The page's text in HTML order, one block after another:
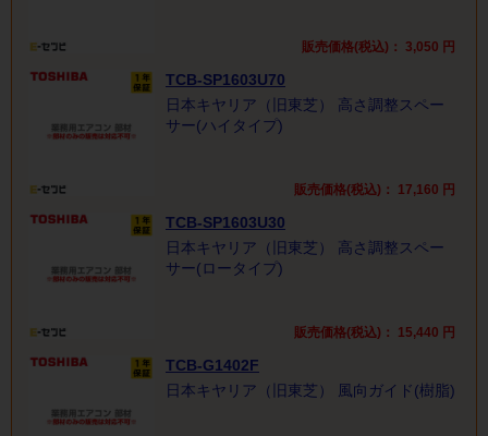
販売価格(税込)： 3,050 円
TCB-SP1603U70
日本キヤリア（旧東芝） 高さ調整スペー
サー(ハイタイプ)
販売価格(税込)： 17,160 円
TCB-SP1603U30
日本キヤリア（旧東芝） 高さ調整スペー
サー(ロータイプ)
販売価格(税込)： 15,440 円
TCB-G1402F
日本キヤリア（旧東芝） 風向ガイド(樹脂)